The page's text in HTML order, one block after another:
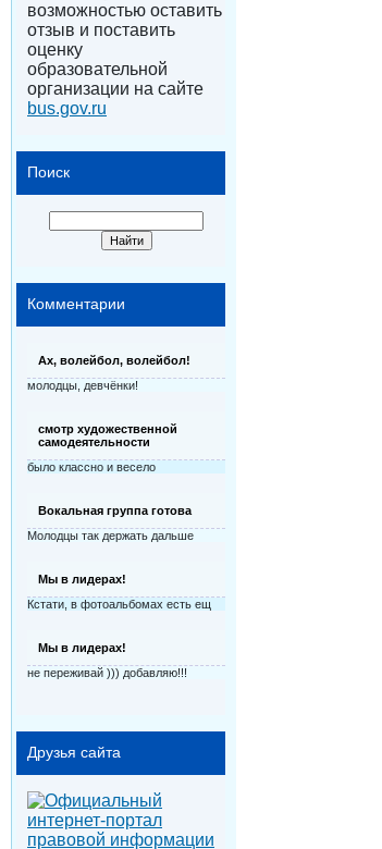
возможностью оставить
отзыв и поставить
оценку
образовательной
организации на сайте
bus.gov.ru
Поиск
Комментарии
Ах, волейбол, волейбол!
молодцы, девчёнки!
смотр художественной
самодеятельности
было классно и весело
Вокальная группа готова
Молодцы так держать дальше
Мы в лидерах!
Кстати, в фотоальбомах есть ещ
Мы в лидерах!
не переживай ))) добавляю!!!
Друзья сайта